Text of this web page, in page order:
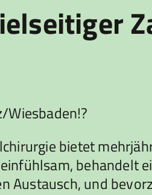
Wiesbaden!?
bietet
behandelt
und